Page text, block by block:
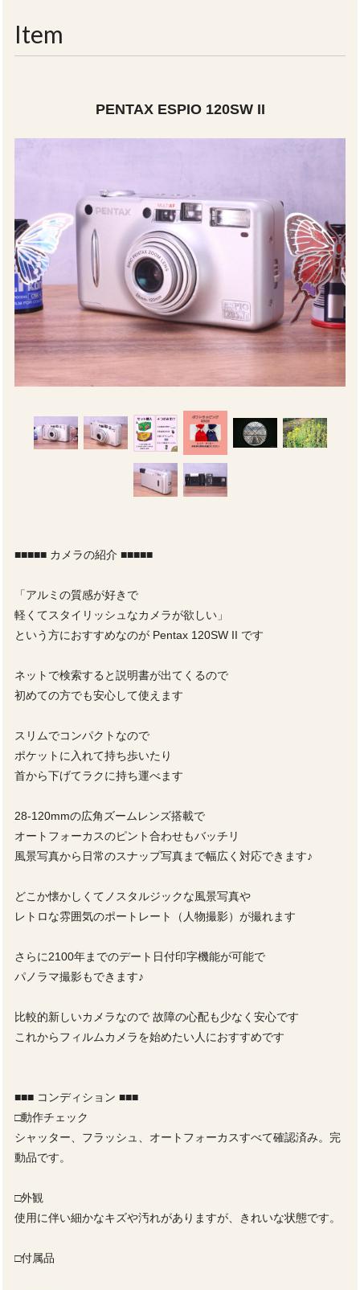
Item
PENTAX ESPIO 120SW II
■■■■■ カメラの紹介 ■■■■■
「アルミの質感が好きで
軽くてスタイリッシュなカメラが欲しい」
という方におすすめなのが Pentax 120SW II です
ネットで検索すると説明書が出てくるので
初めての方でも安心して使えます
スリムでコンパクトなので
ポケットに入れて持ち歩いたり
首から下げてラクに持ち運べます
28-120mmの広角ズームレンズ搭載で
オートフォーカスのピント合わせもバッチリ
風景写真から日常のスナップ写真まで幅広く対応できます♪
どこか懐かしくてノスタルジックな風景写真や
レトロな雰囲気のポートレート（人物撮影）が撮れます
さらに2100年までのデート日付印字機能が可能で
パノラマ撮影もできます♪
比較的新しいカメラなので 故障の心配も少なく安心です
これからフィルムカメラを始めたい人におすすめです
■■■ コンディション ■■■
□動作チェック
シャッター、フラッシュ、オートフォーカスすべて確認済み。完
動品です。
□外観
使用に伴い細かなキズや汚れがありますが、きれいな状態です。
□付属品